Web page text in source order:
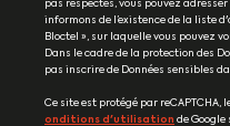
pas respectés, vous pouvez
informons de l’existence de la liste
Bloctel », sur laquelle vous pouvez
Dans le cadre de la protection des
pas inscrire de Données sensibles
Ce site est protégé par reCAPTCHA,
onditions d'utilisation de Google